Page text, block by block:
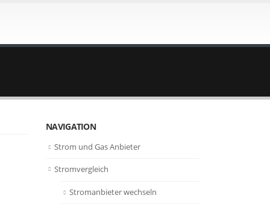
NAVIGATION
Strom und Gas Anbieter
Stromvergleich
Stromanbieter wechseln